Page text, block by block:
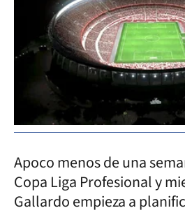
Apoco menos de una
Copa Liga Profesional y
Gallardo empieza a